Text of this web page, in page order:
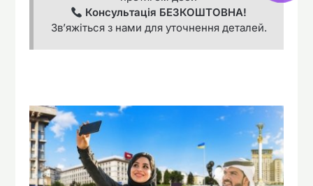
Консультація БЕЗКОШТОВНА!
Зв’яжіться з нами для уточнення деталей.